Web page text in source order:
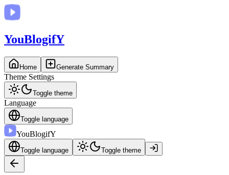
YouBlogifY
Home Generate Summary
Theme Settings
Toggle theme
Language
Toggle language
YouBlogifY
Toggle language Toggle theme